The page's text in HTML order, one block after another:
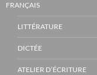
FRANÇAIS
LITTÉRATURE
DICTÉE
ATELIER D’ÉCRITURE